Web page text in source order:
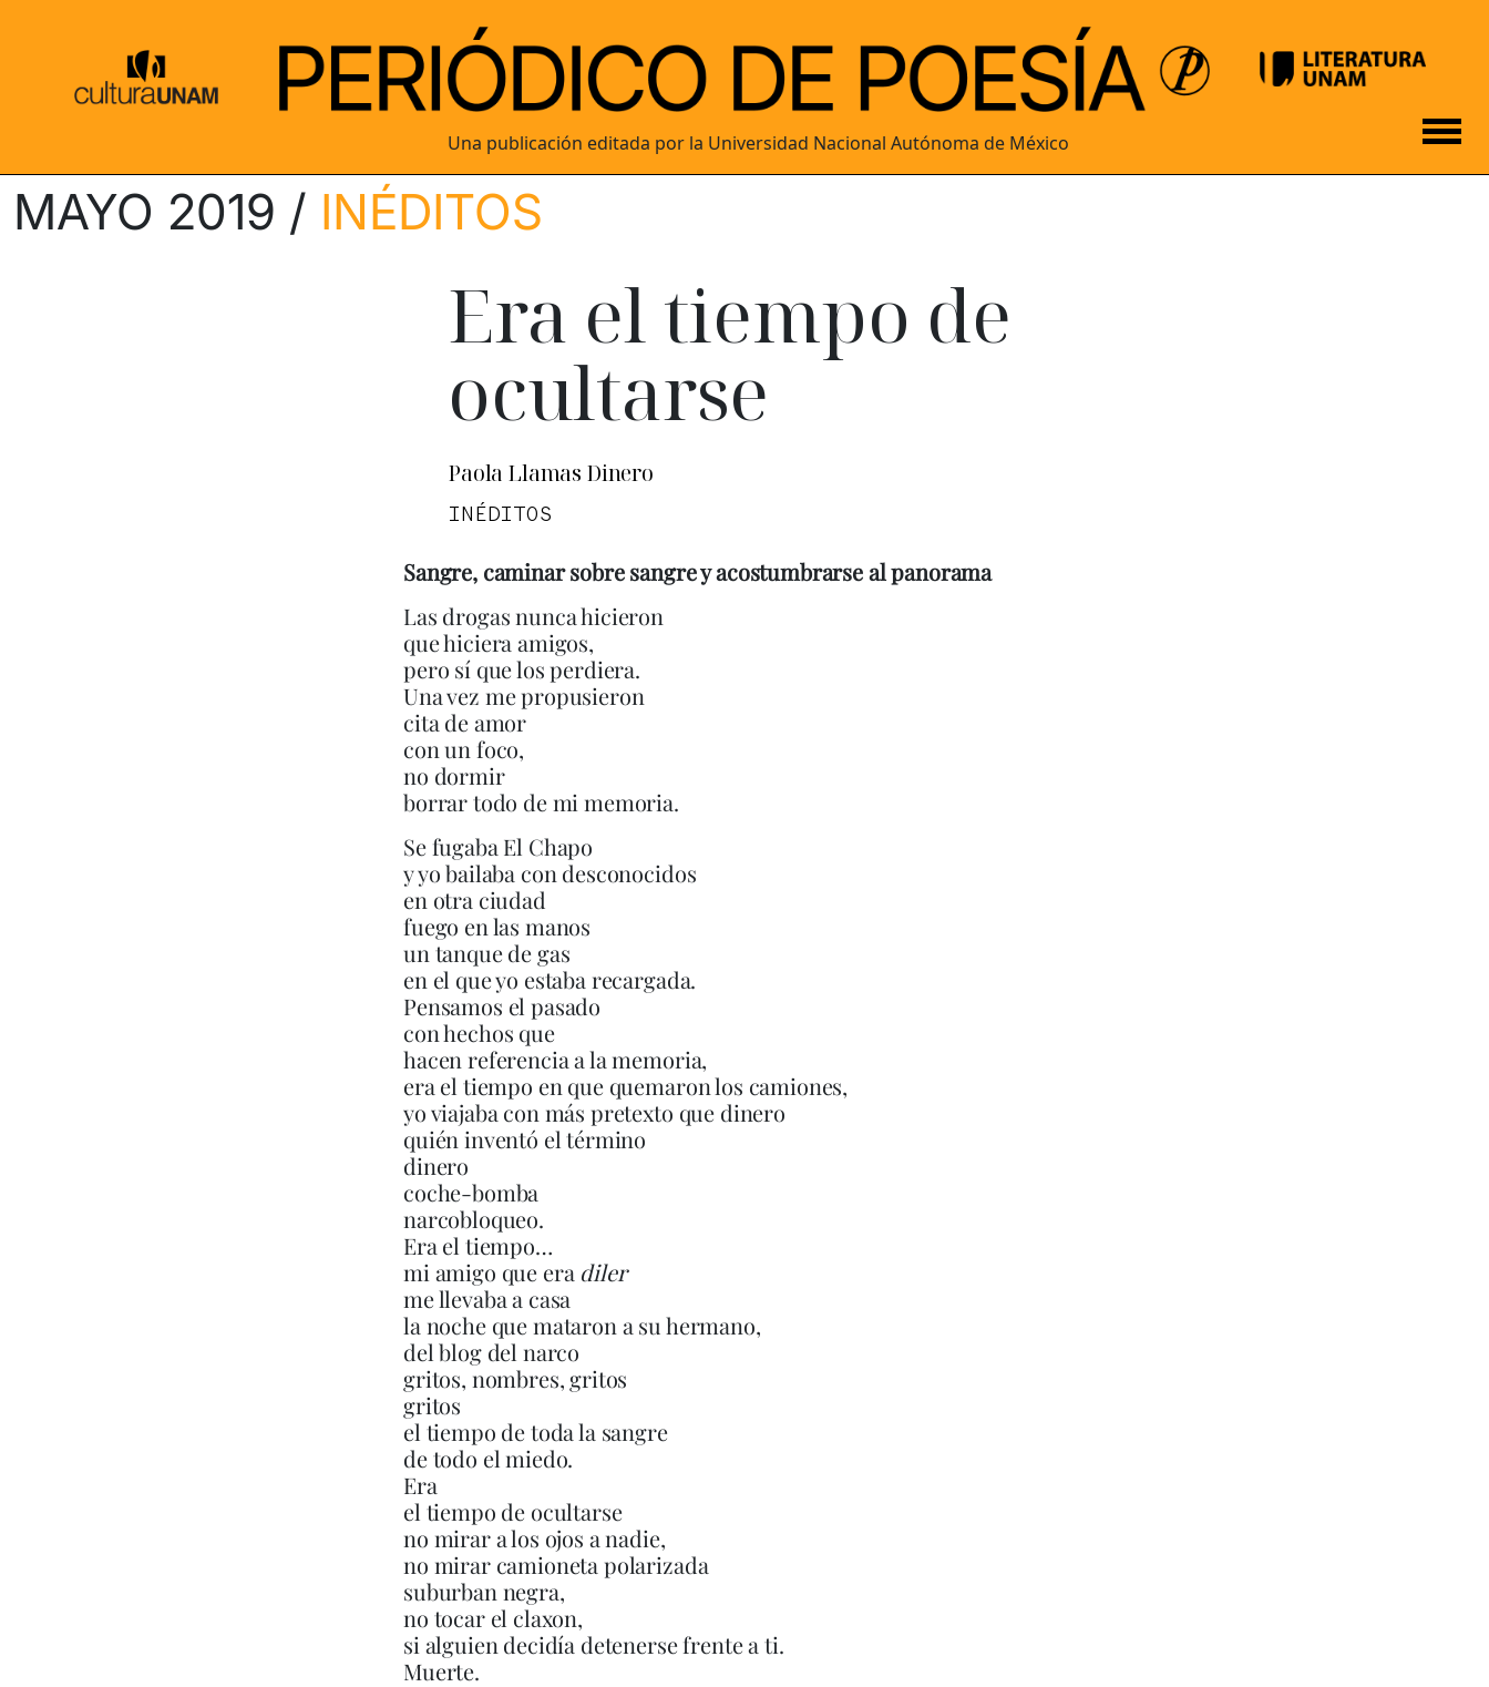
Una publicación editada por la Universidad Nacional Autónoma de México
MAYO 2019 / INÉDITOS
Era el tiempo de
ocultarse
Paola Llamas Dinero
INÉDITOS
Sangre, caminar sobre sangre y acostumbrarse al panorama
Las drogas nunca hicieron
que hiciera amigos,
pero sí que los perdiera.
Una vez me propusieron
cita de amor
con un foco,
no dormir
borrar todo de mi memoria.
Se fugaba El Chapo
y yo bailaba con desconocidos
en otra ciudad
fuego en las manos
un tanque de gas
en el que yo estaba recargada.
Pensamos el pasado
con hechos que
hacen referencia a la memoria,
era el tiempo en que quemaron los camiones,
yo viajaba con más pretexto que dinero
quién inventó el término
dinero
coche-bomba
narcobloqueo.
Era el tiempo…
mi amigo que era diler
me llevaba a casa
la noche que mataron a su hermano,
del blog del narco
gritos, nombres, gritos
gritos
el tiempo de toda la sangre
de todo el miedo.
Era
el tiempo de ocultarse
no mirar a los ojos a nadie,
no mirar camioneta polarizada
suburban negra,
no tocar el claxon,
si alguien decidía detenerse frente a ti.
Muerte.